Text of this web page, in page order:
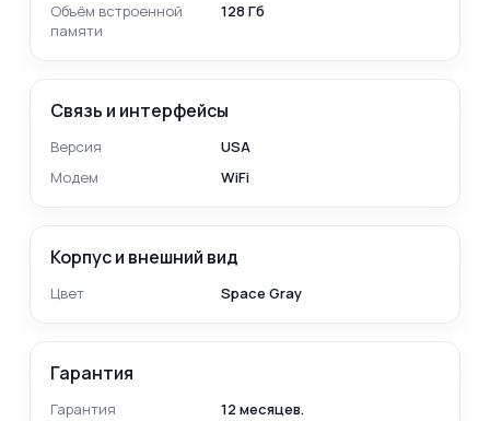
Объём встроенной
памяти
128 Гб
Связь и интерфейсы
Версия
USA
Модем
WiFi
Корпус и внешний вид
Цвет Space Gray
Гарантия
Гарантия 12 месяцев.